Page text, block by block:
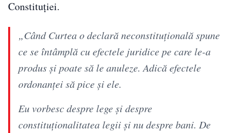
Constituției.
„Când Curtea o declară neconstituțională spune
ce se întâmplă cu efectele juridice pe care le-a
produs și poate să le anuleze. Adică efectele
ordonanței să pice și ele.
Eu vorbesc despre lege și despre
constituționalitatea legii și nu despre bani. De